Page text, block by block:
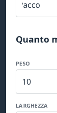
Quanto
PESO
LARGHEZZA